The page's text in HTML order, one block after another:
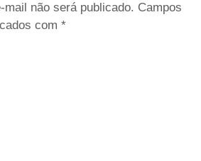
não será publicado. Campos
com *